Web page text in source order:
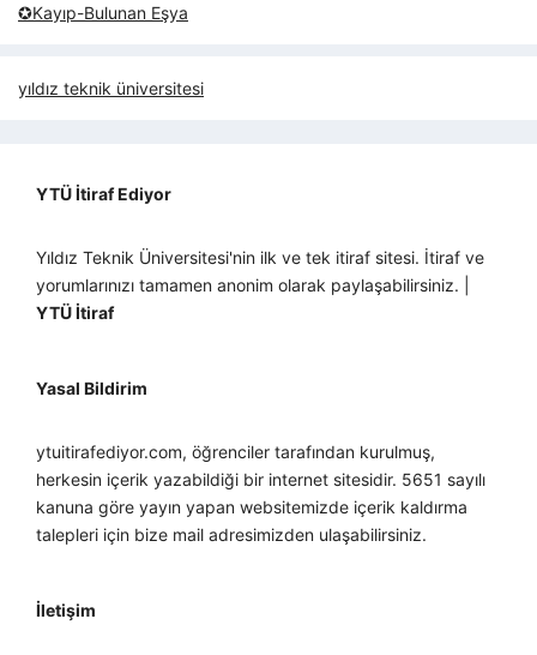
✪Kayıp-Bulunan Eşya
yıldız teknik üniversitesi
YTÜ İtiraf Ediyor
Yıldız Teknik Üniversitesi'nin ilk ve tek itiraf sitesi. İtiraf ve
yorumlarınızı tamamen anonim olarak paylaşabilirsiniz. |
YTÜ İtiraf
Yasal Bildirim
ytuitirafediyor.com, öğrenciler tarafından kurulmuş,
herkesin içerik yazabildiği bir internet sitesidir. 5651 sayılı
kanuna göre yayın yapan websitemizde içerik kaldırma
talepleri için bize mail adresimizden ulaşabilirsiniz.
İletişim